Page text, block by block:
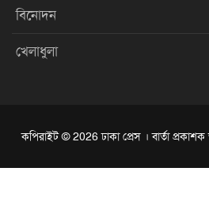
বিনোদন
খেলাধুলা
কপিরাইট © 2026 ঢাকা প্রেস । বার্তা